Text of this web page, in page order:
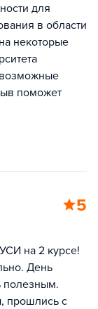
для
в области
некоторые
поможет
5
на 2 курсе!
День
полезным.
прошлись с